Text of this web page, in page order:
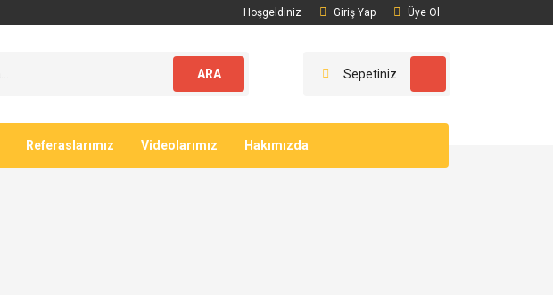
Hoşgeldiniz Giriş Yap Üye Ol
ARA Sepetiniz
Referaslarımız Videolarımız Hakımızda